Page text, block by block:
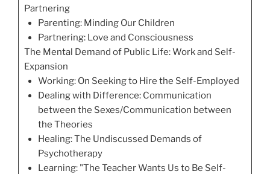
Partnering
Parenting: Minding Our Children
Partnering: Love and Consciousness
The Mental Demand of Public Life: Work and Self-
Expansion
Working: On Seeking to Hire the Self-Employed
Dealing with Difference: Communication
between the Sexes/Communication between
the Theories
Healing: The Undiscussed Demands of
Psychotherapy
Learning: "The Teacher Wants Us to Be Self-